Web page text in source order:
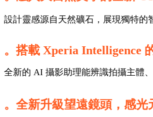
設計靈感源自天然礦石，展現獨特的
。搭載 Xperia Intelligence
全新的 AI 攝影助理能辨識拍攝主體
。全新升級望遠鏡頭，感光